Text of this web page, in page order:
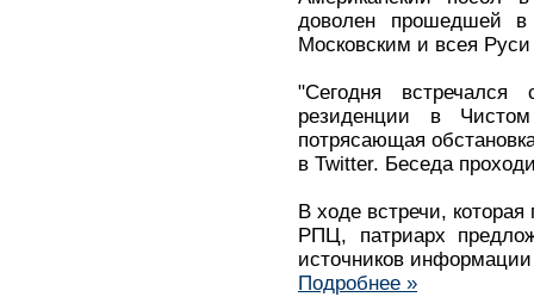
доволен прошедшей в
Московским и всея
"Сегодня
резиденции в
потрясающая
в Twitter. Беседа
В ходе встречи,
РПЦ, патриарх
источников
Подробнее »